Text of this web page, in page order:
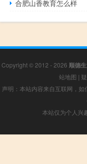
合肥山香教育怎么样
Copyright © 2012 - 2026 顺德
站地图 |
声明：本站内容来自互联网，
本站仅为个人兴